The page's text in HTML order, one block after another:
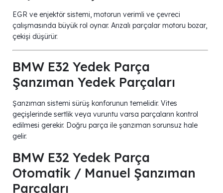
EGR ve enjektör sistemi, motorun verimli ve çevreci
çalışmasında büyük rol oynar. Arızalı parçalar motoru bozar,
çekişi düşürür.
BMW E32 Yedek Parça
Şanzıman Yedek Parçaları
Şanzıman sistemi sürüş konforunun temelidir. Vites
geçişlerinde sertlik veya vuruntu varsa parçaların kontrol
edilmesi gerekir. Doğru parça ile şanzıman sorunsuz hale
gelir.
BMW E32 Yedek Parça
Otomatik / Manuel Şanzıman
Parçaları